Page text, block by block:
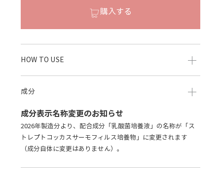
購入する
HOW TO USE
成分
成分表示名称変更のお知らせ
2026年製造分より、配合成分「乳酸菌培養液」の名称が「ス
トレプトコッカスサーモフィルス培養物」に変更されます
（成分自体に変更はありません）。